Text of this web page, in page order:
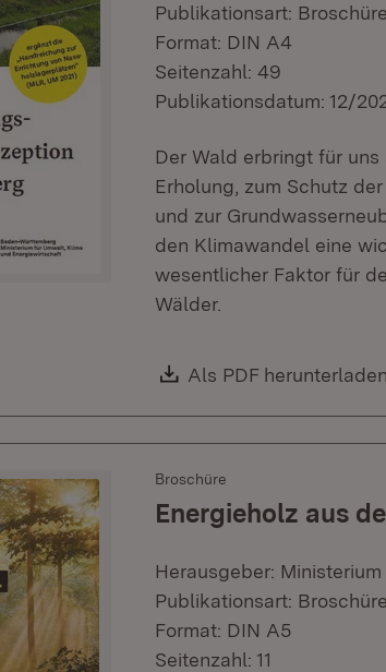
Publikationsart: Broschüre
Format: DIN A4
Seitenzahl: 49
Publikationsdatum: 12/
Der Wald erbringt für
Erholung, zum Schutz
und zur
den Klimawandel eine
wesentlicher Faktor für
Wälder.
Download:
Als PDF herunterladen
Broschüre
Energieholz aus
Herausgeber:
Publikationsart: Broschüre
Format: DIN A5
Seitenzahl: 11